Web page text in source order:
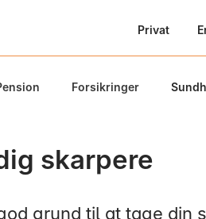
Privat
Forsikringer
skarpere
grund til at tage din